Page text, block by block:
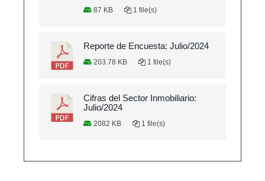
87 KB 1 file(s)
Reporte de Encuesta: Julio/2024
203.78 KB 1 file(s)
Cifras del Sector Inmobiliario:
Julio/2024
2082 KB 1 file(s)